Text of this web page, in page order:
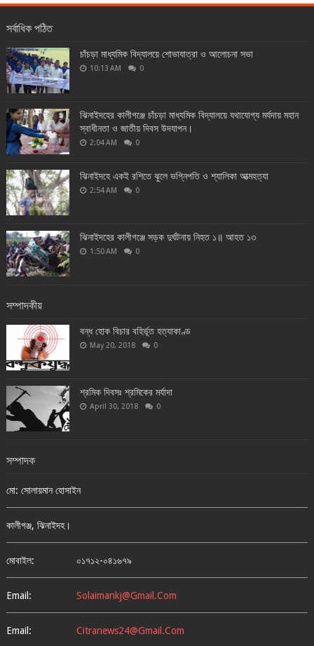
সর্বাধিক পঠিত
চাঁচড়া মাধ্যমিক বিদ্যালয়ে শোভাযাত্রা ও আলোচনা সভা
10:13 AM 0
ঝিনাইদহের কালীগঞ্জে চাঁচড়া মাধ্যমিক বিদ্যালয়ে যথাযোগ্য মর্যদায় মহান
স্বাধীনতা ও জাতীয় দিবস উদযাপন।
2:04 AM 0
ঝিনাইদহে একই রশিতে ঝুলে ভগ্নিপতি ও শ্যালিকা আত্মহত্যা
2:54 AM 0
ঝিনাইদহের কালীগঞ্জে সড়ক দুর্ঘটনায় নিহত ১॥ আহত ১৩
1:50 AM 0
সম্পাদকীয়
বন্ধ হোক বিচার বহির্ভূত হত্যাকাণ্ড
May 20, 2018 0
শ্রমিক দিবসঃ শ্রমিকের মর্যাদা
April 30, 2018 0
সম্পাদক
মো: সোলায়মান হোসাইন
কালীগঞ্জ, ঝিনাইদহ।
মোবাইল: ০১৭১২-০৪১৬৭৯
Email: Solaimankj@gmail.com
Email: Citranews24@gmail.com